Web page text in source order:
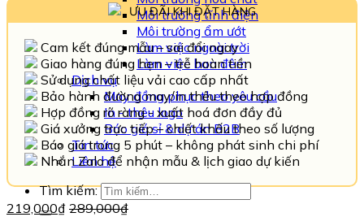
Môi trường tĩnh điện
Môi trường ẩm ướt
Làm việc ngoài trời
Làm việc ban đêm
Dịch vụ
May đồng phục theo yêu cầu
In - thêu logo
Báo giá sỉ & dự án B2B
Tin tức
Liên hệ
Tìm kiếm:
ƯU ĐÃI KHI ĐẶT HÀNG
Cam kết đúng mẫu – sai đổi ngay
Giao hàng đúng hẹn – trễ hoàn tiền
Sử dụng chất liệu vải cao cấp nhất
Bảo hành đường may/in thêu theo hợp đồng
Hợp đồng rõ ràng - xuất hoá đơn đầy đủ
Giá xưởng trực tiếp – chiết khấu theo số lượng
Báo giá trong 5 phút – không phát sinh chi phí
Nhắn Zalo để nhận mẫu & lịch giao dự kiến
219,000₫ 289,000₫